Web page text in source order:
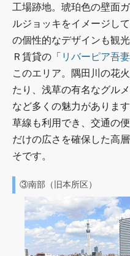
工場跡地。琥珀色の壁面
ルジョッキをイメージし
の個性的なデザインも観
Ｒ賃貸の「 リバーピア吾
このエリア。隅田川の花
たり、浅草の有名なグル
など多くの魅力がありま
草線も利用でき、交通の
だけの広さを確保した高
そです。
③南部（旧本所区）